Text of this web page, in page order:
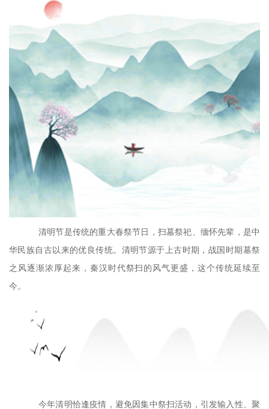
清明节是传统的重大春祭节日，扫墓祭祀、缅怀先辈，是中
华民族自古以来的优良传统。清明节源于上古时期，战国时期墓祭
之风逐渐浓厚起来，秦汉时代祭扫的风气更盛，这个传统延续至
今。
今年清明恰逢疫情，避免因集中祭扫活动，引发输入性、聚